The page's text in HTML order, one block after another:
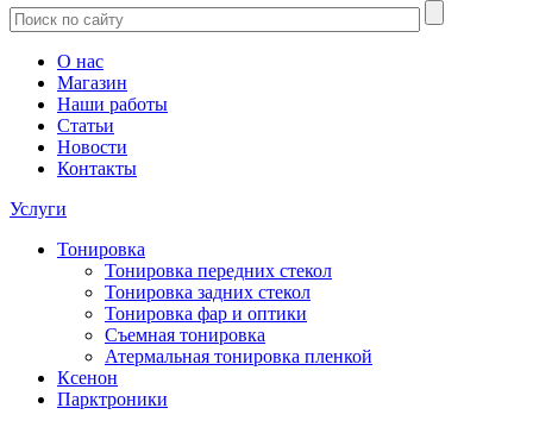
О нас
Магазин
Наши работы
Статьи
Новости
Контакты
Услуги
Тонировка
Тонировка передних стекол
Тонировка задних стекол
Тонировка фар и оптики
Съемная тонировка
Атермальная тонировка пленкой
Ксенон
Парктроники